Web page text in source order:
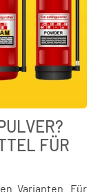
FÜR
Varianten. Für